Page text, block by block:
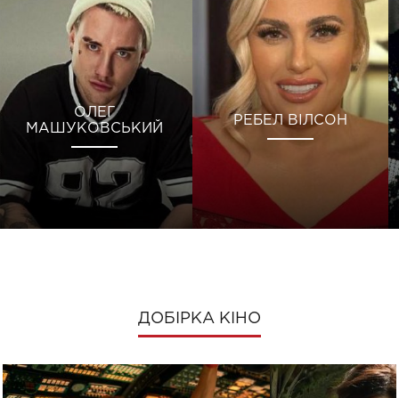
ОЛЕГ
МАШУКОВСЬКИЙ
РЕБЕЛ ВІЛСОН
ДОБІРКА КІНО